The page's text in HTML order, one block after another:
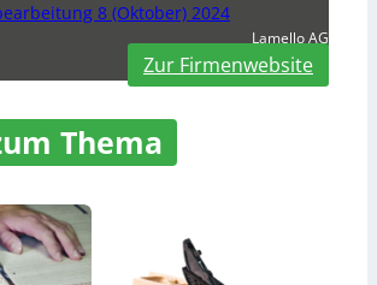
8 (Oktober) 2024
Lamello AG
Zur Firmenwebsite
Thema